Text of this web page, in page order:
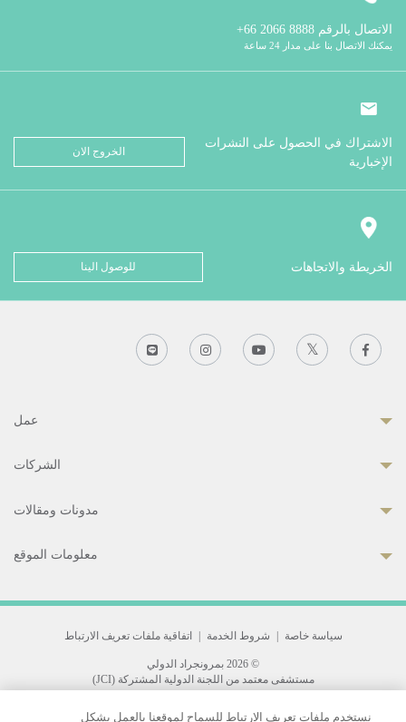
الاتصال بالرقم
يمكنك الاتصال بنا على مدار 24 ساعة
الاشتراك في الحصول على النشرات
الإخبارية
الخروج الان
الخريطة والاتجاهات للوصول الينا
عمل
الشركات
مدونات ومقالات
معلومات الموقع
سياسة خاصة شروط الخدمة اتفاقية ملفات تعريف الارتباط
© 2026 بمرونجراد الدولي
مستشفى معتمد من اللجنة الدولية المشتركة (JCI)
33 Sukhumvit 3, Wattana, Bangkok 10110 Thailand.
نستخدم ملفات تعريف الارتباط للسماح لموقعنا بالعمل بشكل